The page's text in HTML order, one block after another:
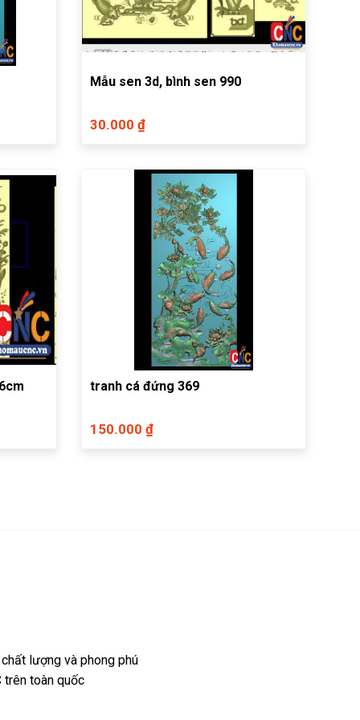
Mẫu sen 3d, bình sen 990
30.000 ₫
tranh cá đứng 369
150.000 ₫
lượng và phong phú
trên toàn quốc